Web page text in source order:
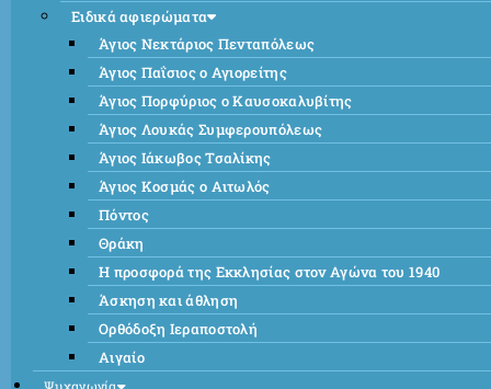
Ειδικά αφιερώματα
Άγιος Νεκτάριος Πενταπόλεως
Άγιος Παΐσιος ο Αγιορείτης
Άγιος Πορφύριος ο Καυσοκαλυβίτης
Άγιος Λουκάς Συμφερουπόλεως
Άγιος Ιάκωβος Τσαλίκης
Άγιος Κοσμάς ο Αιτωλός
Πόντος
Θράκη
Η προσφορά της Εκκλησίας στον Αγώνα του 1940
Άσκηση και άθληση
Ορθόδοξη Ιεραποστολή
Αιγαίο
Ψυχαγωγία